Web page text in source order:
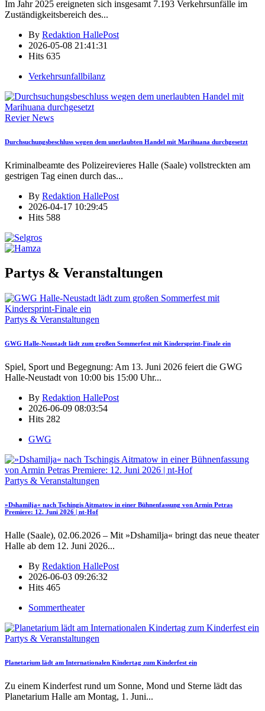
Im Jahr 2025 ereigneten sich insgesamt 7.193 Verkehrsunfälle im
Zuständigkeitsbereich des...
By Redaktion HallePost
2026-05-08 21:41:31
Hits 635
Verkehrsunfallbilanz
Revier News
Durchsuchungsbeschluss wegen dem unerlaubten Handel mit Marihuana durchgesetzt
Kriminalbeamte des Polizeirevieres Halle (Saale) vollstreckten am
gestrigen Tag einen durch das...
By Redaktion HallePost
2026-04-17 10:29:45
Hits 588
Partys & Veranstaltungen
Partys & Veranstaltungen
GWG Halle-Neustadt lädt zum großen Sommerfest mit Kindersprint-Finale ein
Spiel, Sport und Begegnung: Am 13. Juni 2026 feiert die GWG
Halle-Neustadt von 10:00 bis 15:00 Uhr...
By Redaktion HallePost
2026-06-09 08:03:54
Hits 282
GWG
Partys & Veranstaltungen
»Dshamilja« nach Tschingis Aitmatow in einer Bühnenfassung von Armin Petras
Premiere: 12. Juni 2026 | nt-Hof
Halle (Saale), 02.06.2026 – Mit »Dshamilja« bringt das neue theater
Halle ab dem 12. Juni 2026...
By Redaktion HallePost
2026-06-03 09:26:32
Hits 465
Sommertheater
Partys & Veranstaltungen
Planetarium lädt am Internationalen Kindertag zum Kinderfest ein
Zu einem Kinderfest rund um Sonne, Mond und Sterne lädt das
Planetarium Halle am Montag, 1. Juni...